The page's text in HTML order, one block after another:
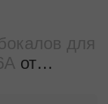
для
от